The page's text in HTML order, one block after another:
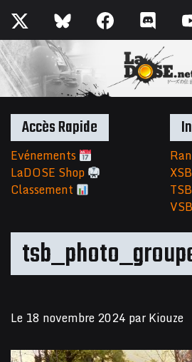
Le 18 novembre 2024 parKiouze
Accès Rapide
Evénements
LaDOSE Shop
Classement
XSB
TSB
VSB